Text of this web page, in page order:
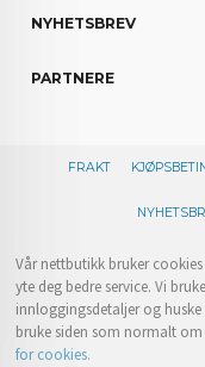
NYHETSBREV
PARTNERE
FRAKT
Vår nettbutikk bruker
yte deg bedre service. Vi
innloggingsdetaljer og
bruke siden som normalt
for cookies.